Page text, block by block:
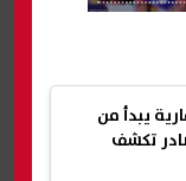
يبدأ من
تكشف